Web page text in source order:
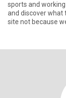
sports and
and discover what
site not because